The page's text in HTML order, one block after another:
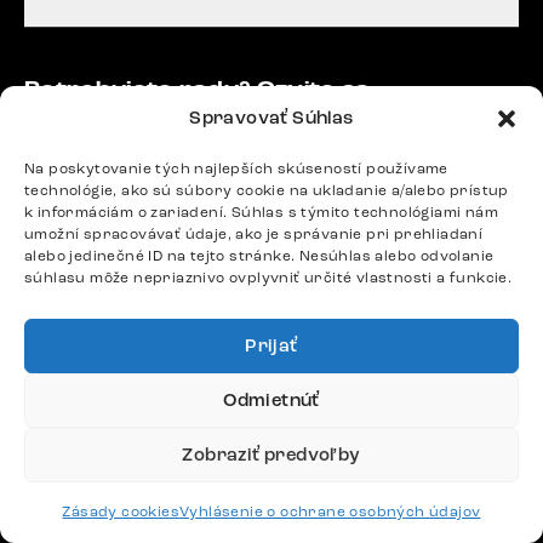
Spravovať Súhlas
Na poskytovanie tých najlepších skúseností používame
technológie, ako sú súbory cookie na ukladanie a/alebo prístup
k informáciám o zariadení. Súhlas s týmito technológiami nám
umožní spracovávať údaje, ako je správanie pri prehliadaní
alebo jedinečné ID na tejto stránke. Nesúhlas alebo odvolanie
súhlasu môže nepriaznivo ovplyvniť určité vlastnosti a funkcie.
Prijať
Odmietnúť
Zobraziť predvoľby
Zásady cookiesVyhlásenie o ochrane osobných údajov
Potrebujete radu? Ozvite sa.
podpora@delife-shop.sk
Odpovedáme do 24 hodín.
4,8
Platby